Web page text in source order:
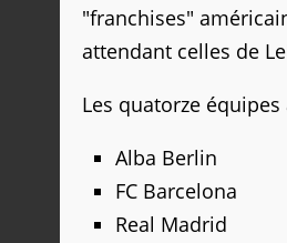
"franchises"
attendant celles de
Les quatorze
Alba Berlin
FC Barcelona
Real Madrid